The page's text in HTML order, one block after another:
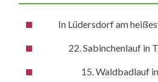
In Lüdersdorf am
22. Sabinchenlauf in
15. Waldbadlauf